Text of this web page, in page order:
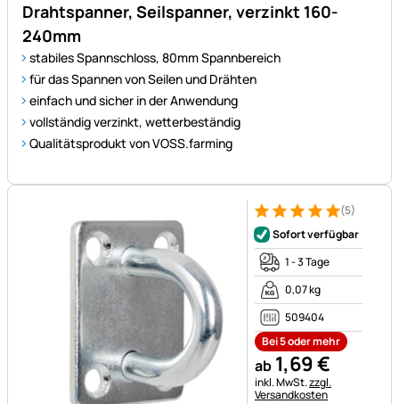
Drahtspanner, Seilspanner, verzinkt 160-
240mm
stabiles Spannschloss, 80mm Spannbereich
für das Spannen von Seilen und Drähten
einfach und sicher in der Anwendung
vollständig verzinkt, wetterbeständig
Qualitätsprodukt von VOSS.farming
Bewertung: 5 von 5 (5
5 Bewertungen
(5)
Sofort verfügbar
1 - 3 Tage
0,07 kg
509404
Bei 5 oder mehr
ab 1,69€
Steuerhinweis:
inkl. MwSt.zzgl.
Versandkosten